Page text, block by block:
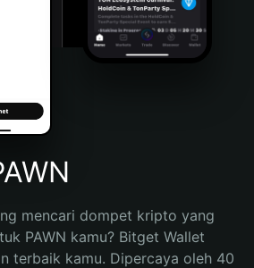
mencari dompet kripto yang
PAWN kamu? Bitget Wallet
terbaik kamu. Dipercaya oleh 40